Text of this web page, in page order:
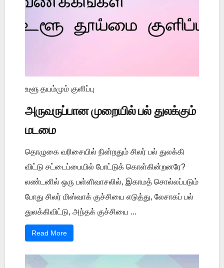
உளூ தயம்மும் குளிப்பு
அருவருப்பான முறையில் பல் துலக்கும்
மடமை
தொழுகை வரிசையில் நின்றதும் சிலர் பல் துலக்கி
விட்டு சட்டைப்பையில் போட்டுக் கொள்கின்றனரே?
லண்டனில் ஒரு பள்ளிவாசலில், இகாமத் சொல்லப்படும்
போது சிலர் மிஸ்வாக் குச்சியை எடுத்து, லேசாகப் பல்
துலக்கிவிட்டு, அந்தக் குச்சியை ...
Read More